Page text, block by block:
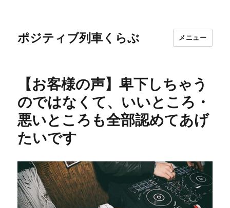
ポジティブ列車くらぶ メニュー
【お客様の声】卑下しちゃう
のではなくて、いいところ・
悪いところも全部認めてあげ
たいです